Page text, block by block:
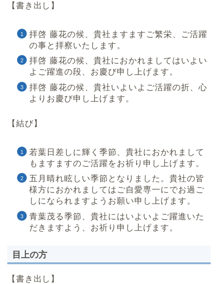
【書き出し】
拝啓 藤花の候、貴社ますますご繁栄、ご活躍
の事と拝察いたします。
拝啓 藤花の候、貴社におかれましてはいよい
よご躍進の段、お慶び申し上げます。
拝啓 藤花の候、貴社いよいよご活躍の折、心
よりお慶び申し上げます。
【結び】
若葉日差しに輝く季節、貴社におかれまして
もますますのご活躍をお祈り申し上げます。
五月晴れ眩しい季節となりました。貴社の皆
様方におかれましてはご自愛専一にでお過ご
しになられますようお願い申し上げます。
青葉茂る季節、貴社にはいよいよご躍進いた
だきますよう、お祈り申し上げます。
目上の方
【書き出し】